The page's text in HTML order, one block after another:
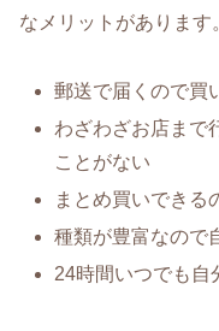
なメリットがあります
郵送で届くので買
わざわざお店まで
ことがない
まとめ買いできる
種類が豊富なので
24時間いつでも自